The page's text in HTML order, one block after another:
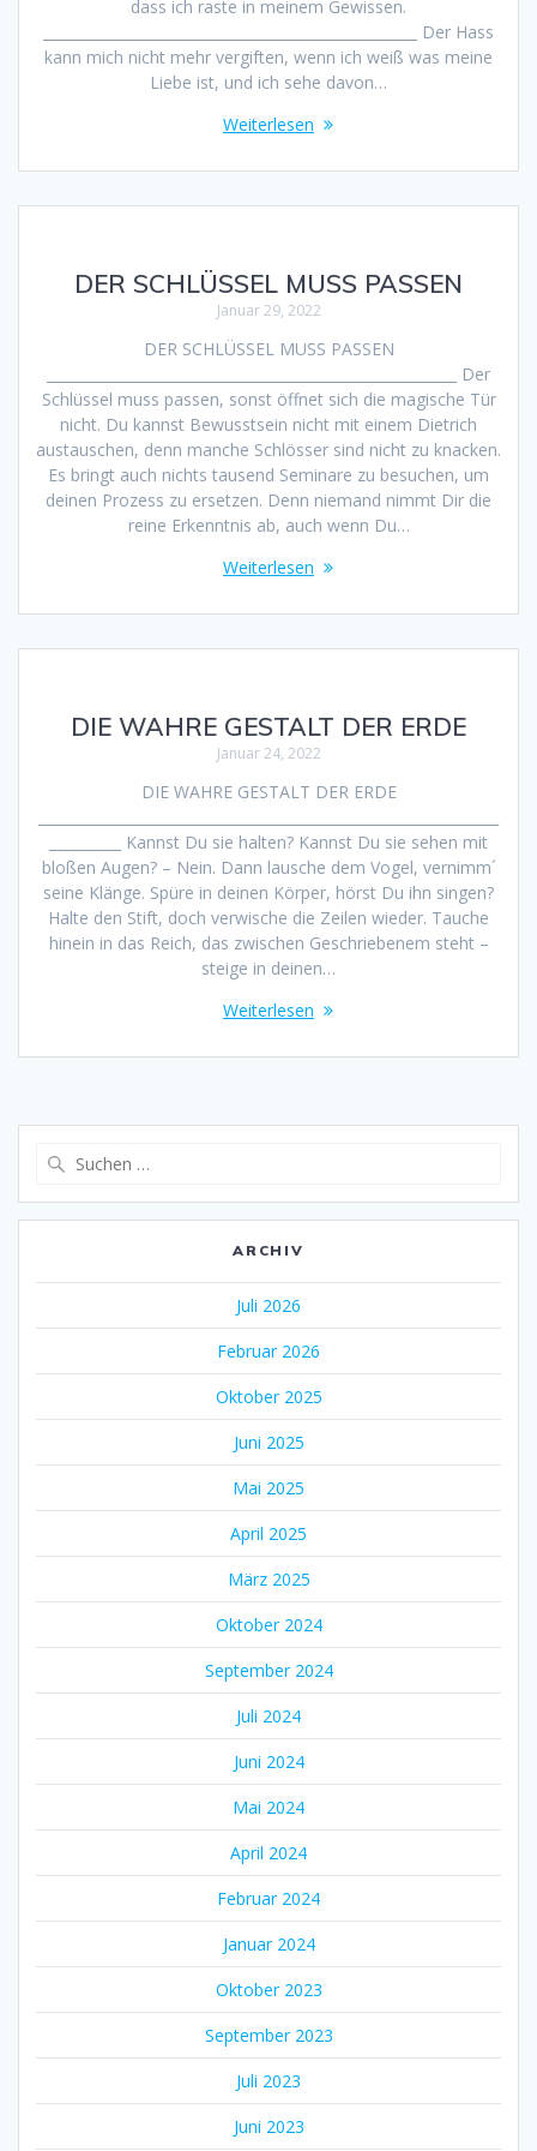
dass ich raste in meinem Gewissen.
____________________________________________________ Der Hass
kann mich nicht mehr vergiften, wenn ich weiß was meine
Liebe ist, und ich sehe davon…
Weiterlesen
DER SCHLÜSSEL MUSS PASSEN
Januar 29, 2022
DER SCHLÜSSEL MUSS PASSEN
_________________________________________________________ Der
Schlüssel muss passen, sonst öffnet sich die magische Tür
nicht. Du kannst Bewusstsein nicht mit einem Dietrich
austauschen, denn manche Schlösser sind nicht zu knacken.
Es bringt auch nichts tausend Seminare zu besuchen, um
deinen Prozess zu ersetzen. Denn niemand nimmt Dir die
reine Erkenntnis ab, auch wenn Du…
Weiterlesen
DIE WAHRE GESTALT DER ERDE
Januar 24, 2022
DIE WAHRE GESTALT DER ERDE
__________ Kannst Du sie halten? Kannst Du sie sehen mit
bloßen Augen? – Nein. Dann lausche dem Vogel, vernimm´
seine Klänge. Spüre in deinen Körper, hörst Du ihn singen?
Halte den Stift, doch verwische die Zeilen wieder. Tauche
hinein in das Reich, das zwischen Geschriebenem steht –
steige in deinen…
Weiterlesen
ARCHIV
Juli 2026
Februar 2026
Oktober 2025
Juni 2025
Mai 2025
April 2025
März 2025
Oktober 2024
September 2024
Juli 2024
Juni 2024
Mai 2024
April 2024
Februar 2024
Januar 2024
Oktober 2023
September 2023
Juli 2023
Juni 2023